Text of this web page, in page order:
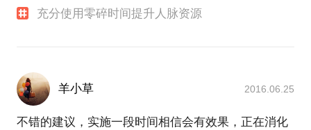
充分使用零碎时间提升人脉资源
羊小草 2016.06.25
不错的建议，实施一段时间相信会有效果，正在消化